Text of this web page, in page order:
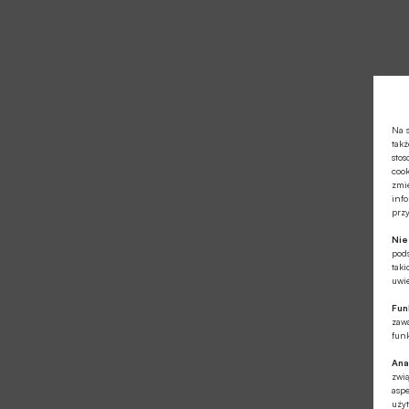
Na